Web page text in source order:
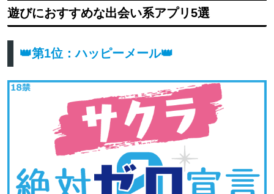
遊びにおすすめな出会い系アプリ5選
👑第1位：ハッピーメール👑